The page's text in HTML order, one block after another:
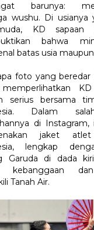
barunya:
wushu. Di usianya
KD sapaan
bahwa
batas usia
foto yang beredar
memperlihatkan
serius bersama
Dalam
di Instagram,
jaket
lengkap
Garuda di dada
kebanggaan
Tanah Air.